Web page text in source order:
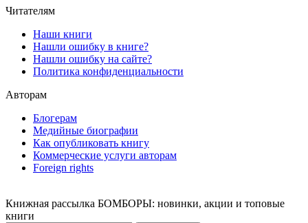
Читателям
Наши книги
Нашли ошибку в книге?
Нашли ошибку на сайте?
Политика конфиденциальности
Авторам
Блогерам
Медийные биографии
Как опубликовать книгу
Коммерческие услуги авторам
Foreign rights
Книжная рассылка БОМБОРЫ: новинки, акции и топовые
книги